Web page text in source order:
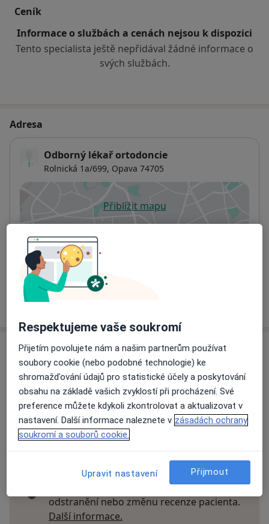
Ceník
Informace o službách a cenách nejsou k dispozici
Tento specialista ještě nepřidával žádné informace o
svých službách.
Adresa
Odborný lékař ortodoncie
Rolnická 1a/699, Opava 74705
Přiblížit mapuse otevře v nové záložce
Dostupnost
Na této adrese online kalendář není aktivní
Co mám v takové situaci udělat?
Názory
Přidejte svůj názor
14 názorů
Recenze pacientů jsou pro nás důležité.
Specialisté nemají možnost zaplatit za
odstranění nebo změnu recenze pacienta.
Další informace.
Respektujeme vaše soukromí
Přijetím povolujete nám a našim partnerům používat
soubory cookie (nebo podobné technologie) ke
shromažďování údajů pro statistické účely a poskytování
obsahu na základě vašich zvyklostí při procházení. Své
preference můžete kdykoli zkontrolovat a aktualizovat v
nastavení. Další informace naleznete v zásadách ochrany
soukromí a souborů cookie.
Upravit nastavení Přijmout